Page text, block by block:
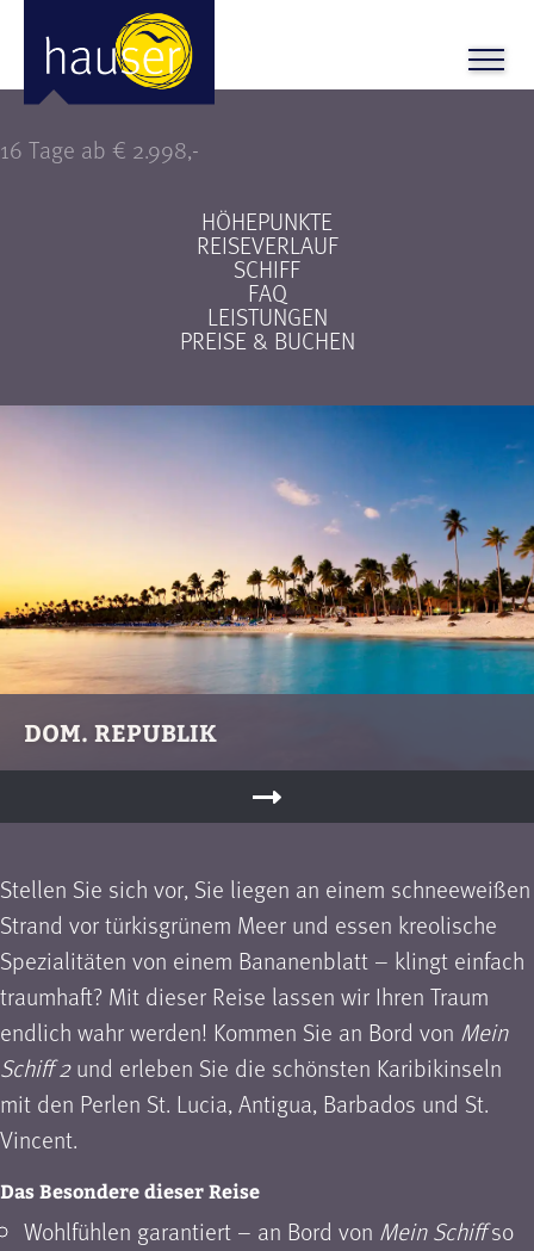
Karibische Inseln
16 Tage ab € 2.998,-
HÖHEPUNKTE
REISEVERLAUF
SCHIFF
FAQ
LEISTUNGEN
PREISE & BUCHEN
DOM. REPUBLIK
Stellen Sie sich vor, Sie liegen an einem schneeweißen
Strand vor türkisgrünem Meer und essen kreolische
Spezialitäten von einem Bananenblatt – klingt einfach
traumhaft? Mit dieser Reise lassen wir Ihren Traum
endlich wahr werden! Kommen Sie an Bord von Mein
Schiff 2und erleben Sie die schönsten Karibikinseln
mit den Perlen St. Lucia, Antigua, Barbados und St.
Vincent.
Das Besondere dieser Reise
Wohlfühlen garantiert – an Bord von Mein Schiffso